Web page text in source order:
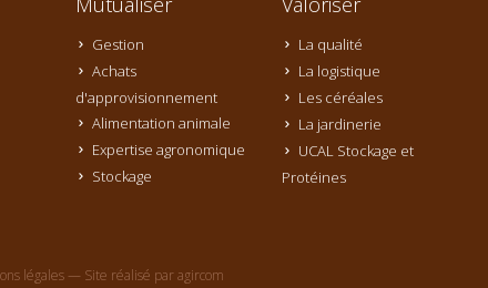
Gestion
Achats
d'approvisionnement
Alimentation animale
Expertise agronomique
Stockage
La qualité
La logistique
Les céréales
La jardinerie
UCAL Stockage et
Protéines
légales — Site réalisé paragircom